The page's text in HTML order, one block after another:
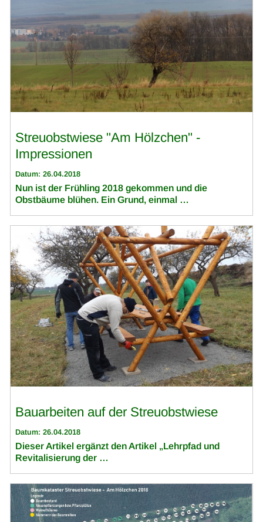
Streuobstwiese "Am Hölzchen" -
Impressionen
Datum: 26.04.2018
Nun ist der Frühling 2018 gekommen und die
Obstbäume blühen. Ein Grund, einmal …
Bauarbeiten auf der Streuobstwiese
Datum: 26.04.2018
Dieser Artikel ergänzt den Artikel „Lehrpfad und
Revitalisierung der …